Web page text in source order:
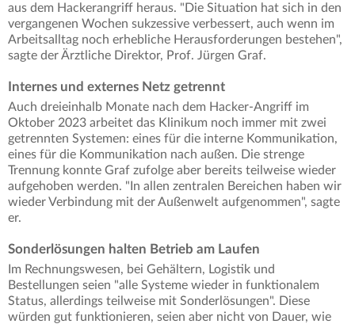
aus dem Hackerangriff heraus. "Die Situation hat sich in den
vergangenen Wochen sukzessive verbessert, auch wenn im
Arbeitsalltag noch erhebliche Herausforderungen bestehen",
sagte der Ärztliche Direktor, Prof. Jürgen Graf.
Internes und externes Netz getrennt
Auch dreieinhalb Monate nach dem Hacker-Angriff im
Oktober 2023 arbeitet das Klinikum noch immer mit zwei
getrennten Systemen: eines für die interne Kommunikation,
eines für die Kommunikation nach außen. Die strenge
Trennung konnte Graf zufolge aber bereits teilweise wieder
aufgehoben werden. "In allen zentralen Bereichen haben wir
wieder Verbindung mit der Außenwelt aufgenommen", sagte
er.
Sonderlösungen halten Betrieb am Laufen
Im Rechnungswesen, bei Gehältern, Logistik und
Bestellungen seien "alle Systeme wieder in funktionalem
Status, allerdings teilweise mit Sonderlösungen". Diese
würden gut funktionieren, seien aber nicht von Dauer, wie